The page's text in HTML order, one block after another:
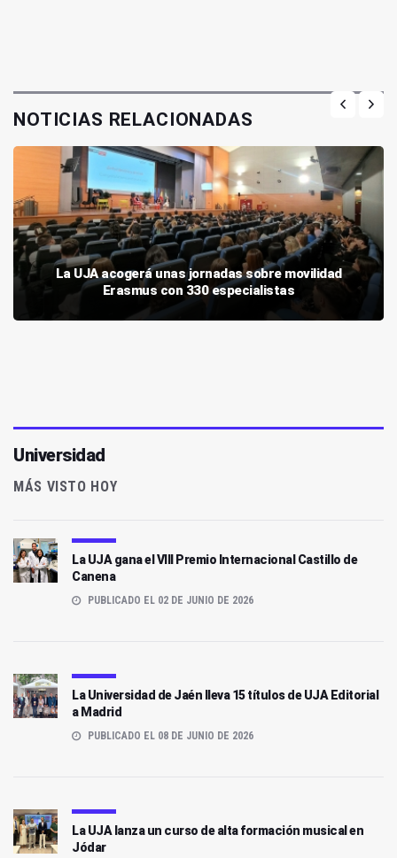
NOTICIAS RELACIONADAS
La UJA acogerá unas jornadas sobre movilidad
Erasmus con 330 especialistas
Universidad
MÁS VISTO HOY
La UJA gana el VIII Premio Internacional Castillo de
Canena
PUBLICADO EL 02 DE JUNIO DE 2026
La Universidad de Jaén lleva 15 títulos de UJA Editorial
a Madrid
PUBLICADO EL 08 DE JUNIO DE 2026
La UJA lanza un curso de alta formación musical en
Jódar